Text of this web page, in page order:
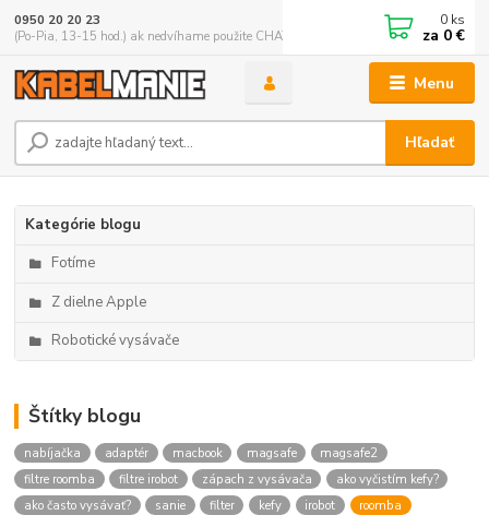
Menu
Hľadať
0950 20 20 23
(Po-Pia, 13-15 hod.) ak nedvíhame použite CHATBOX
0 ks
za 0 €
Kategórie blogu
Fotíme
Z dielne Apple
Robotické vysávače
Štítky blogu
nabíjačka adaptér macbook magsafe
magsafe2
filtre roomba
filtre irobot zápach z vysávača
ako vyčistím kefy?
ako často vysávať?
sanie filter kefy irobot roomba